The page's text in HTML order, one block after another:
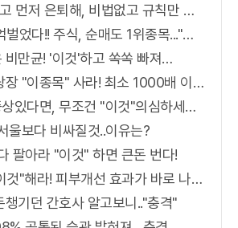
31살에 29억 벌고 먼저 은퇴해, 비법없고 규칙만 지켰다!
4개월 만에 35억벌었다!! 주식, 순매도 1위종목..."충격"
비만균! '이것'하고 쏙쏙 빠져…
백만원 있다면 당장 "이종목" 사라! 최소 1000배 이상 증가...충격!!
역류성식도염 증상있다면, 무조건 "이것"의심하세요. 간단치료법 나왔다!
울보다 비싸질것..이유는?
팔아라 "이것" 하면 큰돈 번다!
집에서 5분만 "이것"해라! 피부개선 효과가 바로 나타난다!!
기던 간호사 알고보니.."충격"